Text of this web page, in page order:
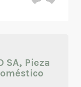
SA, Pieza